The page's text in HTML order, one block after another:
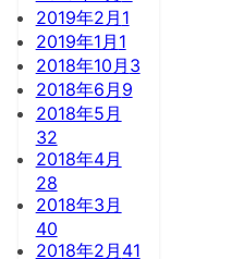
2019年2月 1
2019年1月 1
2018年10月 3
2018年6月 9
2018年5月
32
2018年4月
28
2018年3月
40
2018年2月 41